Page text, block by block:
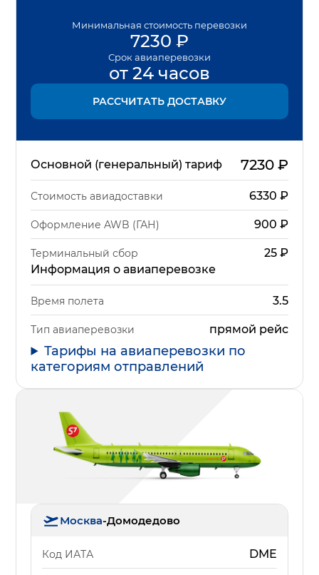
Минимальная стоимость перевозки
7230 ₽
Срок авиаперевозки
от 24 часов
РАССЧИТАТЬ ДОСТАВКУ
Основной (генеральный) тариф 7230₽
Стоимость авиадоставки 6330 ₽
Оформление AWB (ГАН) 900 ₽
Терминальный сбор 25₽
Информация о авиаперевозке
Время полета 3.5
Тип авиаперевозки прямой рейс
Тарифы на авиаперевозки по
категориям отправлений
Москва-Домодедово
Код ИАТА DME